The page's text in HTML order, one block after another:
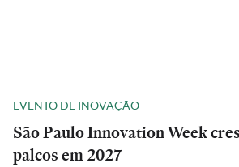
EVENTO DE INOVAÇÃO
São Paulo Innovation Week
palcos em 2027